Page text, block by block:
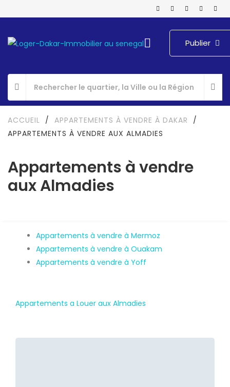
Publier
Appartements à vendre
aux Almadies
ACCUEIL / APPARTEMENTS À VENDRE À DAKAR
/
APPARTEMENTS À VENDRE AUX ALMADIES
Appartements à vendre à Mermoz
Appartements à vendre à Ouakam
Appartements à vendre à Yoff
Appartements a Louer aux Almadies